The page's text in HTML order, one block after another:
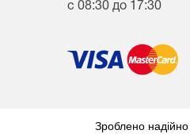
с 08:30 до 17:30
Зроблено